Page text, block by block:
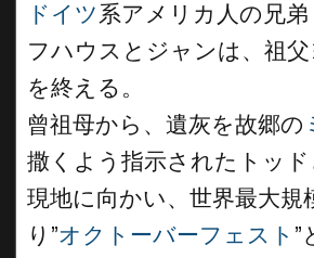
ドイツ系アメリカ人の兄
フハウスとジャンは、祖
を終える。
曾祖母から、遺灰を故郷の
撒くよう指示されたトッド
現地に向かい、世界最大規
り”オクトーバーフェスト ”